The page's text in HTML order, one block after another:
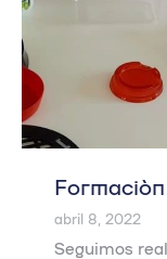
abril 8, 2022
Seguimos